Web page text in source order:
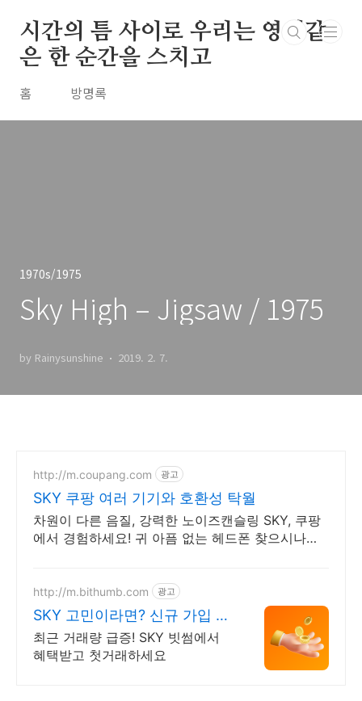
시간의 틈 사이로 우리는 영원같
은 한 순간을 스치고
홈 방명록
1970s/1975
Sky High – Jigsaw / 1975
by Rainysunshine 2019. 2. 7.
http://m.coupang.com 광고
SKY 쿠팡 여러 기기와 호환성 탁월
차원이 다른 음질, 강력한 노이즈캔슬링 SKY, 쿠팡
에서 경험하세요! 귀 아픔 없는 헤드폰 찾으시나요?
http://m.bithumb.com 광고
SKY 고민이라면? 신규 가입 시
5만원 혜택
최근 거래량 급증! SKY 빗썸에서
혜택받고 첫거래하세요